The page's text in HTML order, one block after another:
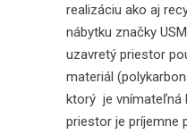
realizáciu ako aj
nábytku značky
uzavretý priestor
materiál
ktorý je vnímateľná
priestor je príjemne